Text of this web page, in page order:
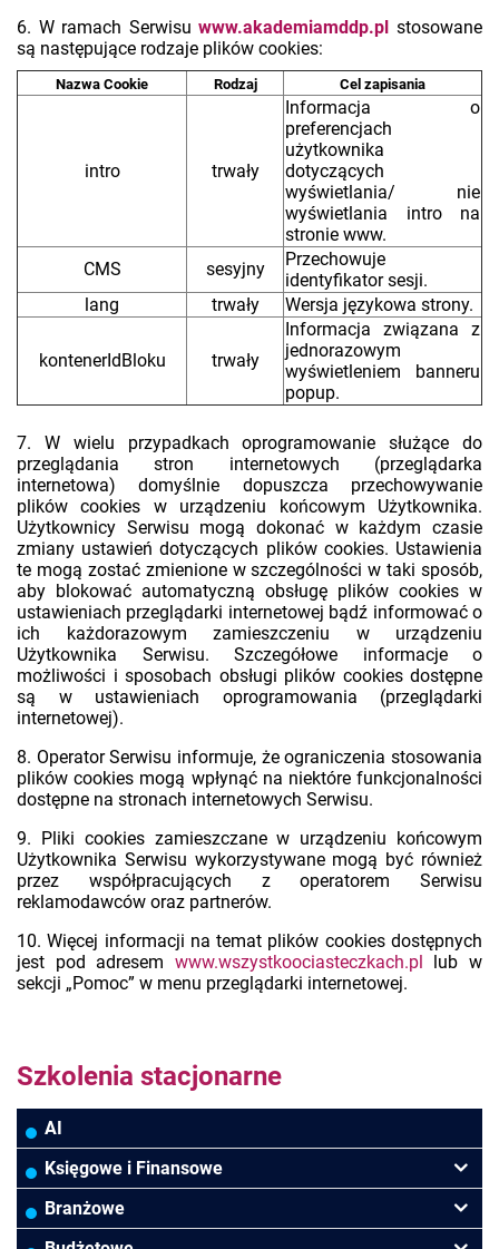
6. W ramach Serwisuwww.akademiamddp.plstosowane
są następujące rodzaje plików cookies:
Nazwa Cookie Rodzaj Cel zapisania
intro trwały
Informacja o
preferencjach
użytkownika
dotyczących
wyświetlania/ nie
wyświetlania intro na
stronie www.
CMS
sesyjny
Przechowuje
identyfikator sesji.
lang
trwały Wersja językowa strony.
kontenerIdBloku trwały
Informacja związana z
jednorazowym
wyświetleniem banneru
popup.
7. W wielu przypadkach oprogramowanie służące do
przeglądania stron internetowych (przeglądarka
internetowa) domyślnie dopuszcza przechowywanie
plików cookies w urządzeniu końcowym Użytkownika.
Użytkownicy Serwisu mogą dokonać w każdym czasie
zmiany ustawień dotyczących plików cookies. Ustawienia
te mogą zostać zmienione w szczególności w taki sposób,
aby blokować automatyczną obsługę plików cookies w
ustawieniach przeglądarki internetowej bądź informować o
ich każdorazowym zamieszczeniu w urządzeniu
Użytkownika Serwisu. Szczegółowe informacje o
możliwości i sposobach obsługi plików cookies dostępne
są w ustawieniach oprogramowania (przeglądarki
internetowej).
8. Operator Serwisu informuje, że ograniczenia stosowania
plików cookies mogą wpłynąć na niektóre funkcjonalności
dostępne na stronach internetowych Serwisu.
9. Pliki cookies zamieszczane w urządzeniu końcowym
Użytkownika Serwisu wykorzystywane mogą być również
przez współpracujących z operatorem Serwisu
reklamodawców oraz partnerów.
10. Więcej informacji na temat plików cookies dostępnych
jest pod adresem www.wszystkoociasteczkach.pl lub w
sekcji „Pomoc” w menu przeglądarki internetowej.
Szkolenia stacjonarne
AI
Księgowe i Finansowe
Podatki VAT/CIT/PIT
Branżowe